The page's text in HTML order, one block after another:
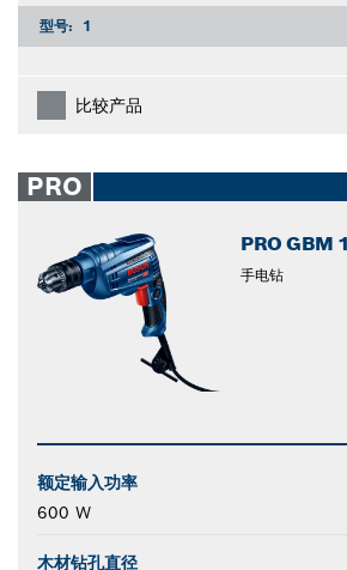
型号: 1
比较产品
PRO
PRO GBM
手电钻
额定输入功率
600 W
木材钻孔直径